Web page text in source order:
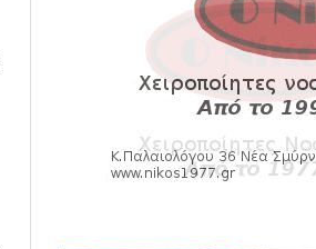
SLIDE
Πανιώνιoς: Tο
φιλανθρωπικό
August 06, 2026
Πανιώνια Εκπομπή: